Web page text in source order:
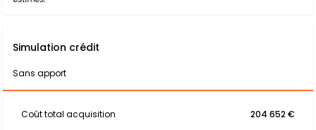
Simulation crédit
Sans apport
Coût total acquisition 204 652 €